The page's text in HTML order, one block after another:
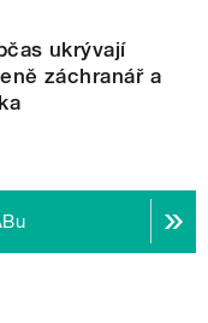
ukrývají
záchranář a